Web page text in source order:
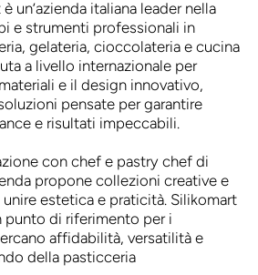
un’azienda italiana leader nella
e strumenti professionali in
gelateria, cioccolateria e cucina
a livello internazionale per
e il design innovativo,
pensate per garantire
e risultati impeccabili.
con chef e pastry chef di
propone collezioni creative e
estetica e praticità. Silikomart
punto di riferimento per i
affidabilità, versatilità e
della pasticceria